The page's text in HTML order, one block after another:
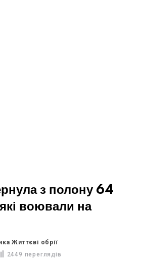
з полону 64
воювали на
Життєві обрії
2449 переглядів